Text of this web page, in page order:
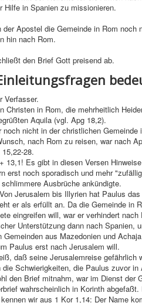
Hilfe in Spanien zu missionieren.
der Apostel die Gemeinde in Rom
hin nach Rom.
den Brief Gott preisend ab.
Verfasser.
Christen in Rom, die mehrheitlich
Aquila (vgl. Apg 18,2).
noch nicht in der christlichen
nach Rom zu reisen, war nach
28.
13,1! Es gibt in diesen Versen
erst noch sporadisch und mehr
Ausbrüche ankündigte.
Jerusalem bis Illyrien hat Paulus
er als erfüllt an. Da die Gemeinde in
eingreifen will, war er verhindert
Unterstützung dann nach Spanien,
Gemeinden aus Mazedonien und
Paulus erst nach Jerusalem will.
daß seine Jerusalemreise
Schwierigkeiten, die Paulus zuvor
den Brief mitnahm, war im Dienst
wahrscheinlich in Korinth
wir aus 1 Kor 1,14: Der Name